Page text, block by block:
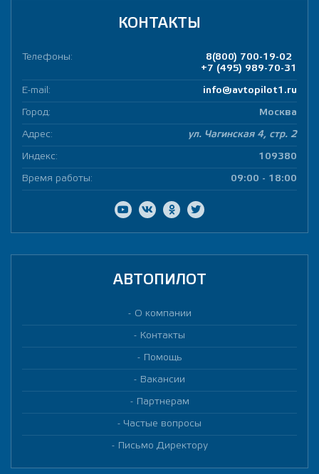
КОНТАКТЫ
Телефоны:
8(800) 700-19-02
+7 (495) 989-70-31
E-mail: info@avtopilot1.ru
Город: Москва
Адрес: ул. Чагинская 4, стр. 2
Индекс: 109380
Время работы: 09:00 - 18:00
АВТОПИЛОТ
О компании
Контакты
Помощь
Вакансии
Партнерам
Частые вопросы
Письмо Директору